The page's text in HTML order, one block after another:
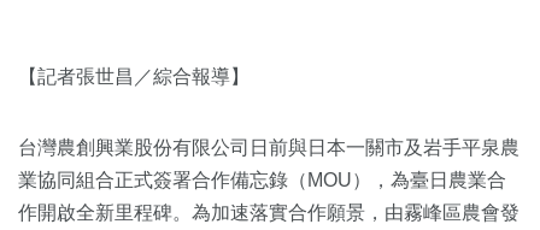
【記者張世昌／綜合報導】
台灣農創興業股份有限公司日前與日本一關市及岩手平泉農
業協同組合正式簽署合作備忘錄（MOU），為臺日農業合
作開啟全新里程碑。為加速落實合作願景，由霧峰區農會發